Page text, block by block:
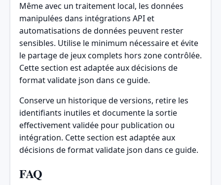
Même avec un traitement local, les données
manipulées dans intégrations API et
automatisations de données peuvent rester
sensibles. Utilise le minimum nécessaire et évite
le partage de jeux complets hors zone contrôlée.
Cette section est adaptée aux décisions de
format validate json dans ce guide.
Conserve un historique de versions, retire les
identifiants inutiles et documente la sortie
effectivement validée pour publication ou
intégration. Cette section est adaptée aux
décisions de format validate json dans ce guide.
FAQ